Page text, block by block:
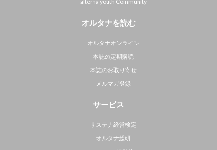
alterna youth Community
オルタナを読む
オルタナオンライン
本誌の定期購読
本誌のお取り寄せ
メルマガ登録
サービス
サステナ経営検定
オルタナ総研